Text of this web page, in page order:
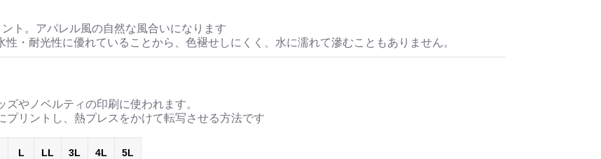
ト。アパレル風の自然な風合いになります
・耐光性に優れていることから、色褪せしにくく、水に濡れて滲むこともありません。
やノベルティの印刷に使われます。
プリントし、熱プレスをかけて転写させる方法です
L LL 3L 4L 5L